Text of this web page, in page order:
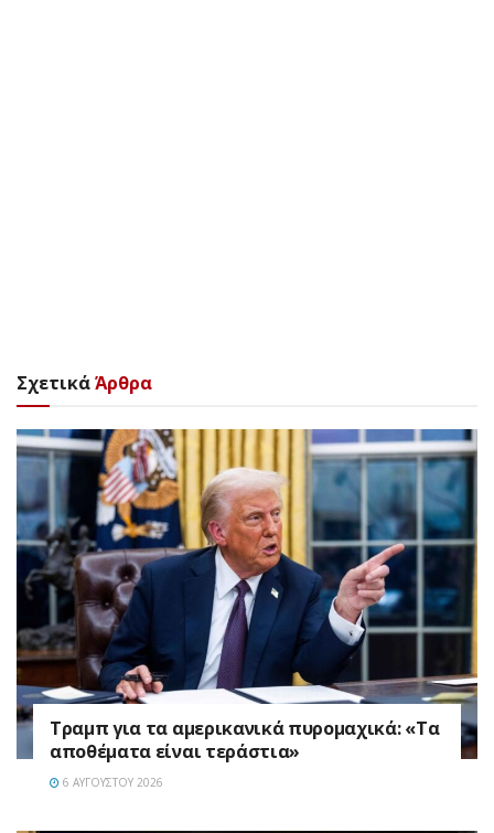
ΣχετικάΆρθρα
Τραμπ για τα αμερικανικά πυρομαχικά: «Τα
αποθέματα είναι τεράστια»
6 ΑΥΓΟΎΣΤΟΥ 2026